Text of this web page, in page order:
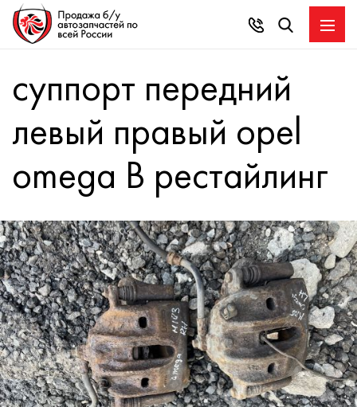
суппорт передний
левый правый opel
omega B рестайлинг